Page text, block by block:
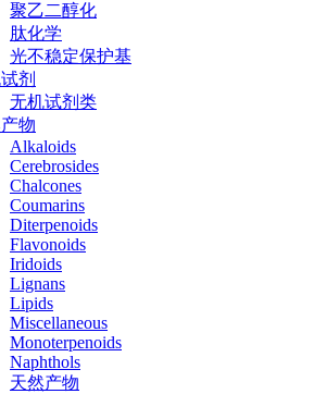
聚乙二醇化
肽化学
光不稳定保护基
剂
无机试剂类
物
Alkaloids
Cerebrosides
Chalcones
Coumarins
Diterpenoids
Flavonoids
Iridoids
Lignans
Lipids
Miscellaneous
Monoterpenoids
Naphthols
天然产物